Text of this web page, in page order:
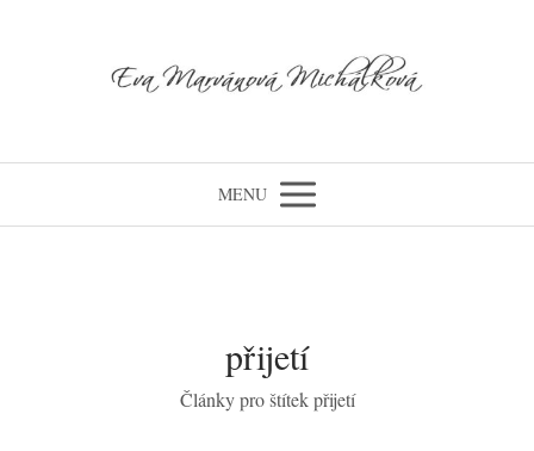
MENU
přijetí
Články pro štítek přijetí